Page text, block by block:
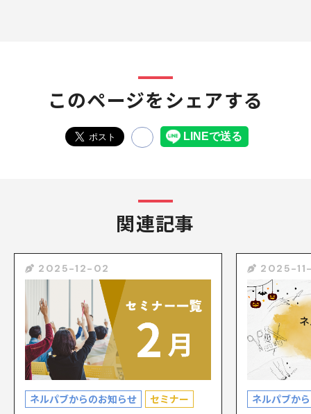
このページをシェアする
関連記事
2025-12-02
ネルパブからのお知らせ セミナー
2025-
ネルパブか